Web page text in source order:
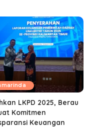
LKPD 2025, Berau
Komitmen
Keuangan